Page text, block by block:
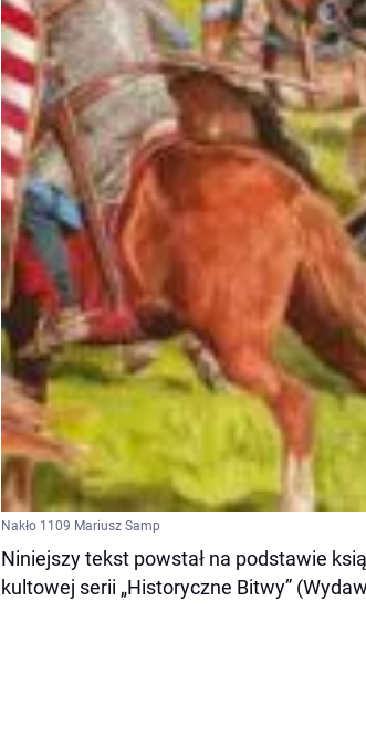
Nakło 1109 Mariusz Samp
Niniejszy tekst powstał na podstawie
kultowej serii „Historyczne Bitwy”